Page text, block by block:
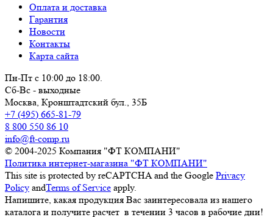
Оплата и доставка
Гарантия
Новости
Контакты
Карта сайта
Пн-Пт с 10:00 до 18:00.
Сб-Вс - выходные
Москва, Кронштадтский бул., 35Б
+7 (495) 665-81-79
8 800 550 86 10
info@ft-comp.ru
© 2004-2025 Компания "ФТ КОМПАНИ"
Политика интернет-магазина "ФТ КОМПАНИ"
This site is protected by reCAPTCHA and the Google Privacy
Policy andTerms of Service apply.
Напишите, какая продукция Вас заинтересовала из нашего
каталога и получите расчет в течении 3 часов в рабочие дни!